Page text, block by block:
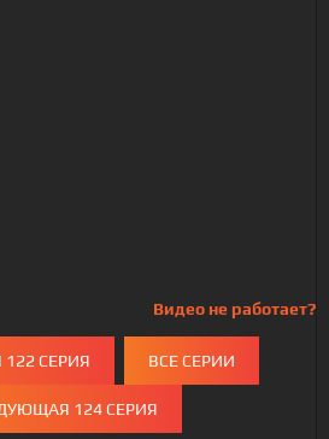
Видео не работает?
СЕРИЯ ВСЕ СЕРИИ
124 СЕРИЯ